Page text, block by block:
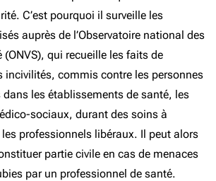
C’est pourquoi il surveille les
auprès de l’Observatoire national des
(ONVS), qui recueille les faits de
incivilités, commis contre les personnes
dans les établissements de santé, les
sociaux, durant des soins à
professionnels libéraux. Il peut alors
partie civile en cas de menaces
par un professionnel de santé.